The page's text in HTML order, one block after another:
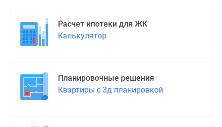
Расчет ипотеки для ЖК
Калькулятор
Планировочные решения
Квартиры с 3д планировкой